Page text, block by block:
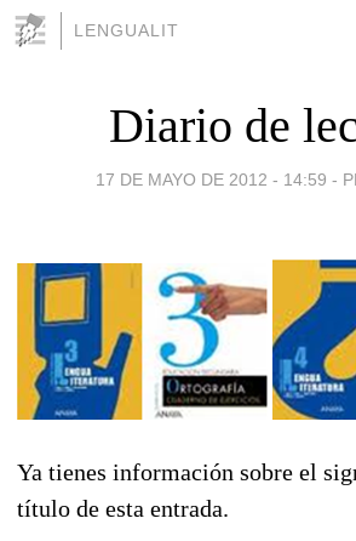
LENGUALIT
Diario de
17 DE MAYO DE 2012 - 14:59 -
Ya tienes información sobre el
título de esta entrada.